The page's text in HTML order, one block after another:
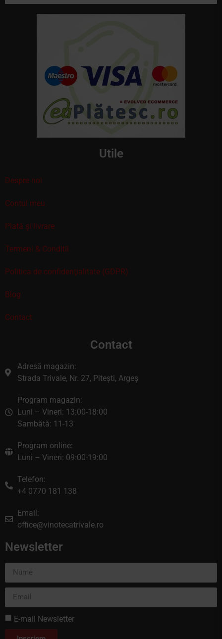
Utile
Despre noi
Contul meu
Plată și livrare
Termeni & Conditii
Politica de confidenţialitate (GDPR)
Blog
Contact
Contact
Adresă magazin:
Strada Trivale, Nr. 27, Pitești, Argeș
Program magazin:
Luni – Vineri: 13:00-18:00
Sambătă: 11-13
Program online:
Luni – Vineri: 09:00-19:00
Telefon:
+4 0770 181 138
Email:
office@vinotecatrivale.ro
Newsletter
E-mail Newsletter